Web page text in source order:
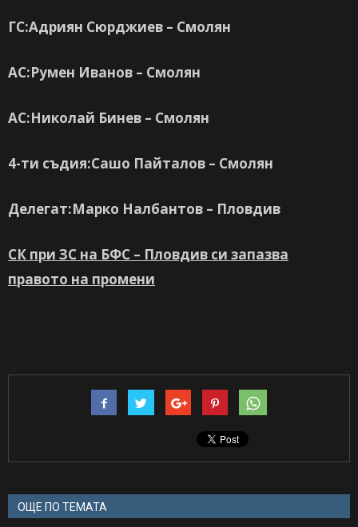
ГС:Адриян Сюрджиев – Смолян
АС:Румен Иванов – Смолян
АС:Николай Бинев – Смолян
4-ти съдия:Сашо Пайталов – Смолян
Делегат:Марко Налбантов – Пловдив
СК при ЗС на БФС – Пловдив си запазва
правото на промени
ОЩЕ ПО ТЕМАТА